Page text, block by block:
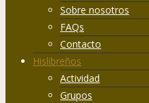
Sobre nosotros
FAQs
Contacto
Hislibreños
Actividad
Grupos